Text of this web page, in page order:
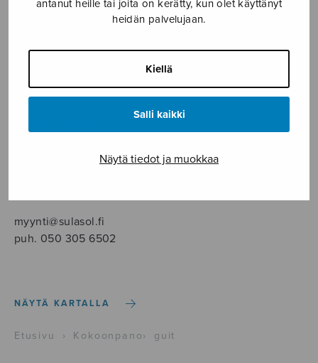
antanut heille tai joita on kerätty, kun olet käyttänyt
heidän palvelujaan.
Kiellä
Salli kaikki
Näytä tiedot ja muokkaa
Sulasol nuottikauppa
myynti@sulasol.fi
puh. 050 305 6502
NÄYTÄ KARTALLA
Etusivu › Kokoonpano› guit